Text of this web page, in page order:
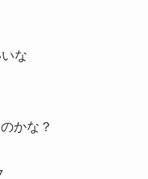
な
かな？